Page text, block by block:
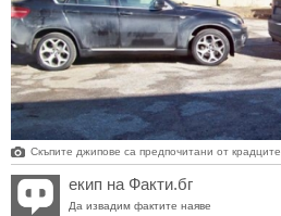
Скъпите джипове са предпочитани от крадците
екип на Факти.бг
Да извадим фактите наяве